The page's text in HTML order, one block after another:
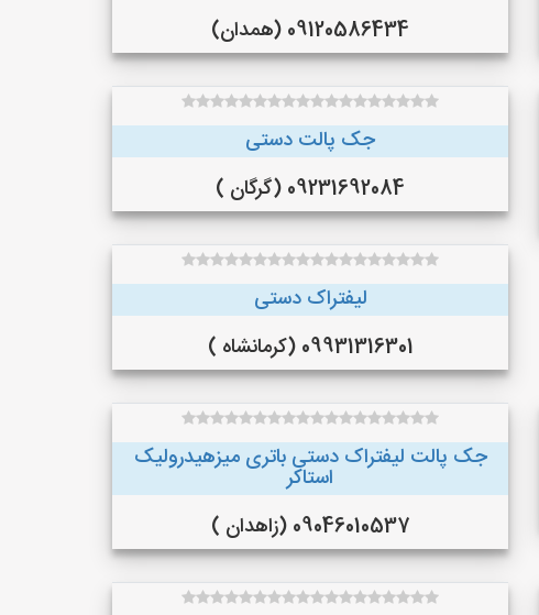
09120586434 (همدان)
جک پالت دستی
09231692084 (گرگان )
لیفتراک دستی
09931316301 (کرمانشاه )
جک پالت لیفتراک دستی باتری میزهیدرولیک
استاکر
09046010537 (زاهدان )